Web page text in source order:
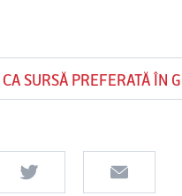
CA SURSĂ PREFERATĂ ÎN